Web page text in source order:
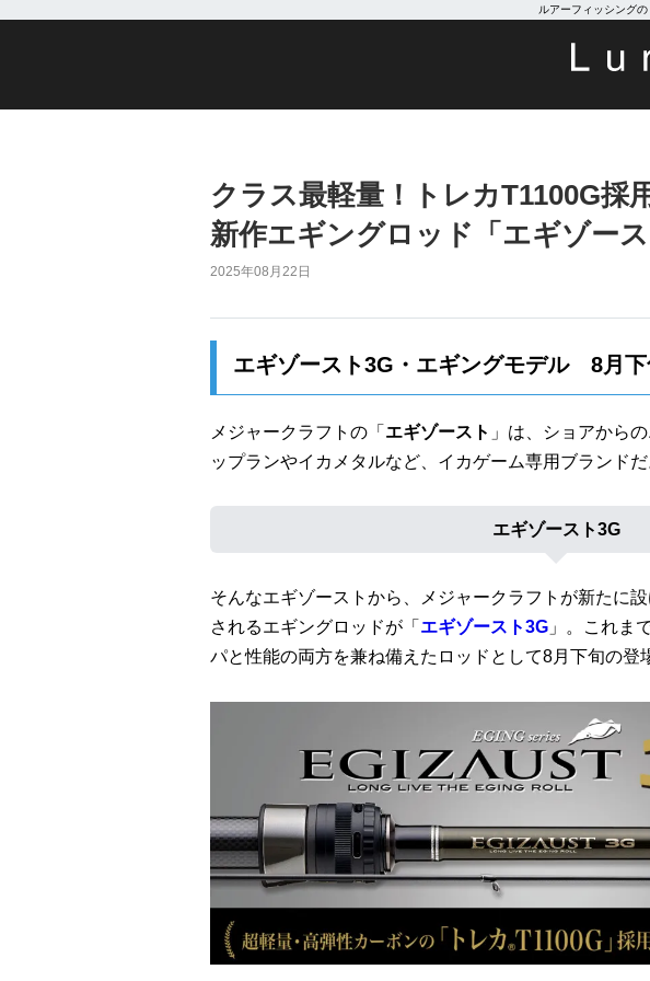
ルアーフィッシング
クラス最軽量！トレカT1100G
新作エギングロッド「エギゾー
2025年08月22日
エギゾースト3G・エギングモデル 8月下
メジャークラフトの「 エギゾースト 」は、ショアから
ップランやイカメタルなど、イカゲーム専用ブランドだ
エギゾースト3G
そんなエギゾーストから、メジャークラフトが新たに
されるエギングロッドが「 エギゾースト3G 」。これま
パと性能の両方を兼ね備えたロッドとして8月下旬の登